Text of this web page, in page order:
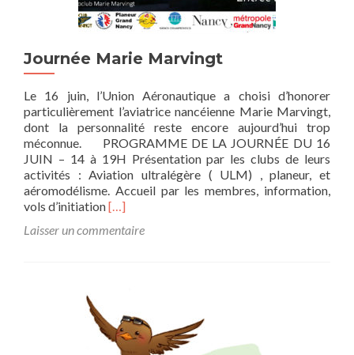
Journée Marie Marvingt
Le 16 juin, l’Union Aéronautique a choisi d’honorer
particulièrement l’aviatrice nancéienne Marie Marvingt,
dont la personnalité reste encore aujourd’hui trop
méconnue. PROGRAMME DE LA JOURNÉE DU 16
JUIN – 14 à 19H Présentation par les clubs de leurs
activités : Aviation ultralégère ( ULM) , planeur, et
aéromodélisme. Accueil par les membres, information,
vols d’initiationE
s
p
[…]
Laisser un commentaire